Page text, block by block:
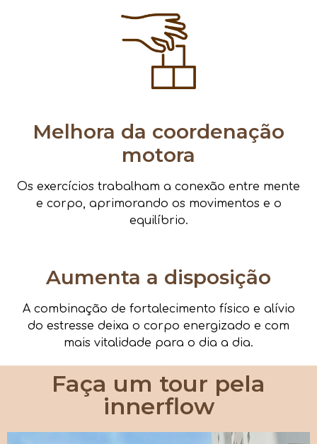
Melhora da coordenação
motora
Os exercícios trabalham a conexão entre mente
e corpo, aprimorando os movimentos e o
equilíbrio.
Aumenta a disposição
A combinação de fortalecimento físico e alívio
do estresse deixa o corpo energizado e com
mais vitalidade para o dia a dia.
Faça um tour pela
innerflow